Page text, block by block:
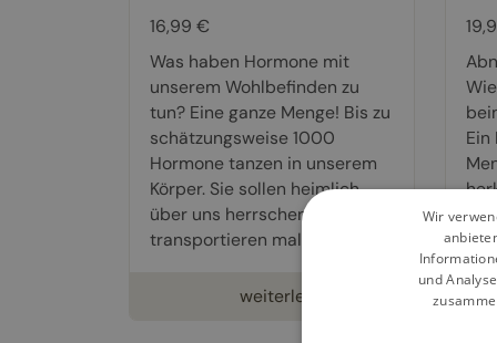
16,99 €
Was haben Hormone mit
unserem Wohlbefinden zu
tun? Eine ganze Menge! Bis zu
schätzungsweise 1000
Hormone tanzen in unserem
Körper. Sie sollen heimlich
über uns herrschen,
transportieren mal gute...
weiterlesen
Ein
der
Wir
und